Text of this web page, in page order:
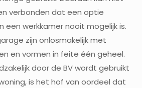
verbonden dat een optie
een werkkamer nooit mogelijk is.
zijn onlosmakelijk met
en vormen in feite één geheel.
door de BV wordt gebruikt
is het hof van oordeel dat